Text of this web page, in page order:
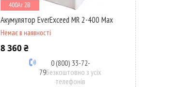
400Аг 2В
Акумулятор EverExceed MR 2-400 Max
Немає в наявності
8 360 ₴
0 (800) 33-72-
79Безкоштовно з усіх
телефонів